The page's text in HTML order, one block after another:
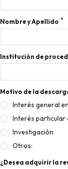
Nombre y Apellido
Institución de
Motivo de la
Interés general
Interés particular
Investigación
Otros:
¿Desea adquirir la